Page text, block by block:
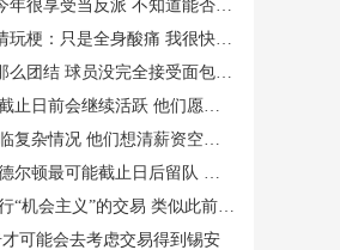
很享受当反派 不知道能否留队
只是全身酸痛 我很快就会回来！
球员没完全接受面包体系的角色
会继续活跃 他们愿意接手大合同
况 他们想清薪资空间且提高战力
可能截止日后留队 成为买断候选
主义”的交易 类似此前得到吹杨
可能会去考虑交易得到锡安